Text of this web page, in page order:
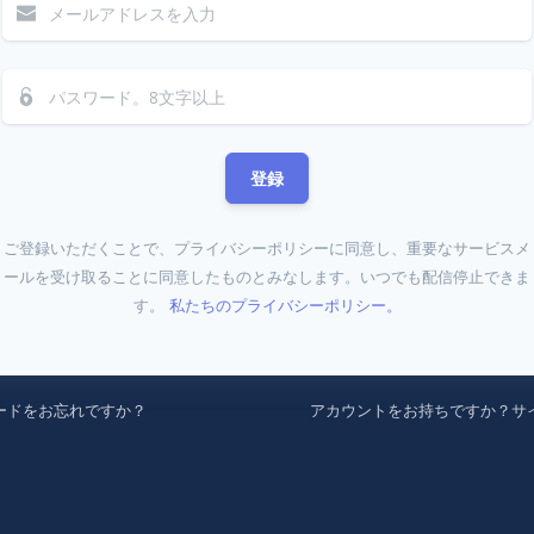
登録
ご登録いただくことで、プライバシーポリシーに同意し、重要なサービスメ
ールを受け取ることに同意したものとみなします。いつでも配信停止できま
す。
私たちのプライバシーポリシー。
ドをお忘れですか？ アカウントをお持ちですか？サ